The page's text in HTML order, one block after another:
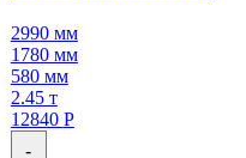
2990 мм
1780 мм
580 мм
2.45 т
12840 Р
-